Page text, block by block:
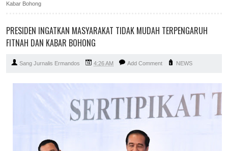
Kabar Bohong
PRESIDEN INGATKAN MASYARAKAT TIDAK MUDAH TERPENGARUH
FITNAH DAN KABAR BOHONG
Sang Jurnalis Ermandos 4:26 AM Add Comment NEWS